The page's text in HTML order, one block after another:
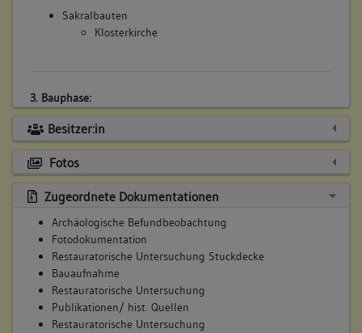
Sakralbauten
Klosterkirche
3. Bauphase:
(1575 - 1770)
Dachstuhl im Baock erneuert
Betroffene Gebäudeteile:
keine
Bauwerkstyp:
Sakralbauten
Kloster, allgemein
4. Bauphase:
(1602)
Besitzer:in
Fotos
Zugeordnete Dokumentationen
Archäologische Befundbeobachtung
Fotodokumentation
Restauratorische Untersuchung Stuckdecke
Bauaufnahme
Restauratorische Untersuchung
Publikationen/ hist. Quellen
Restauratorische Untersuchung